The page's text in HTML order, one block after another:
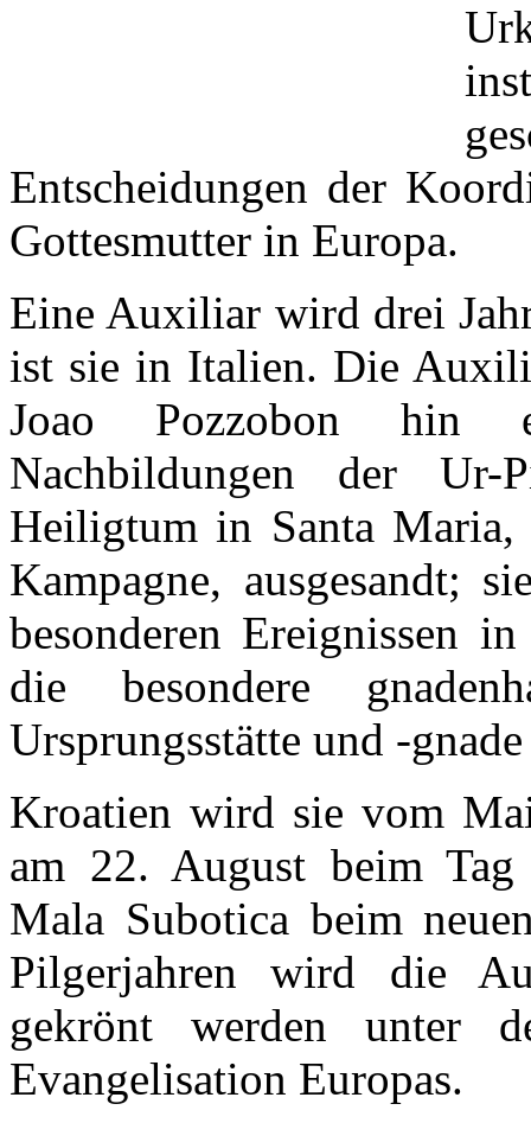
Entscheidungen der
Gottesmutter in Europa.
Eine Auxiliar wird drei
ist sie in Italien. Die
Joao Pozzobon hin
Nachbildungen der Ur-
Heiligtum in Santa Maria,
Kampagne, ausgesandt;
besonderen Ereignissen
die besondere
Ursprungsstätte und -
Kroatien wird sie vom
am 22. August beim
Mala Subotica beim
Pilgerjahren wird die
gekrönt werden unter
Evangelisation Europas.